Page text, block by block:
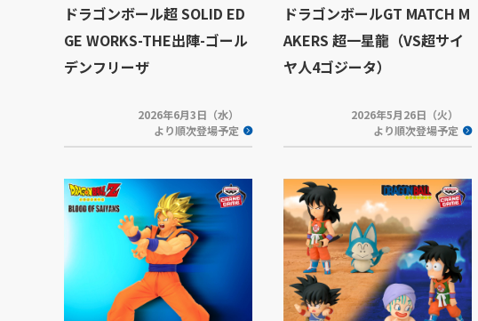
ドラゴンボール超 SOLID ED
GE WORKS-THE出陣-ゴール
デンフリーザ
2026年6月3日（水）
より順次登場予定
ドラゴンボールGT MATCH M
AKERS 超一星龍（VS超サイ
ヤ人4ゴジータ）
2026年5月26日（火）
より順次登場予定